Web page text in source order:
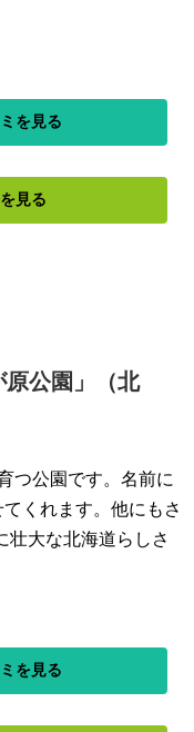
を見る
見る
原公園」（北
つ公園です。名前に
くれます。他にもさ
壮大な北海道らしさ
を見る